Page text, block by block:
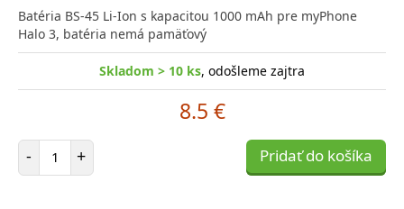
Batéria BS-45 Li-Ion s kapacitou 1000 mAh pre myPhone
Halo 3, batéria nemá pamäťový
Skladom > 10 ks, odošleme zajtra
8.5 €
- Počet položiek
+ Pridať do košíka